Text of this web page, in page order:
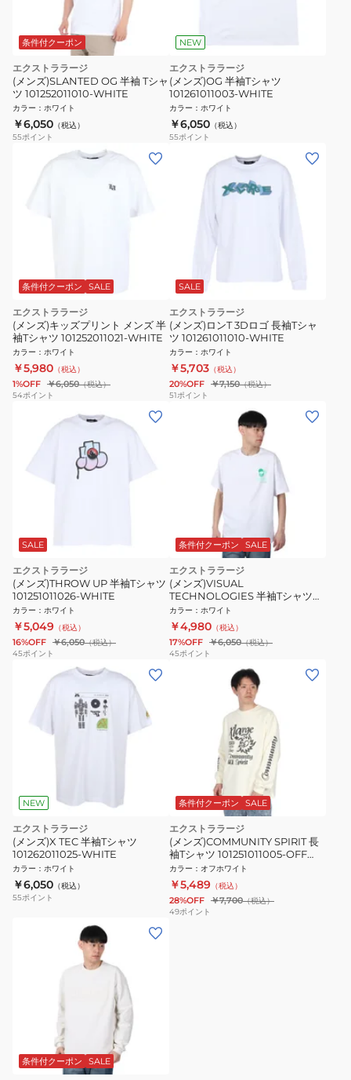
条件付クーポン
エクストララージ
(メンズ)SLANTED OG 半袖 Tシャ
ツ 101252011010-WHITE
カラー ： ホワイト
￥6,050 （税込）
55ポイント
NEW
エクストララージ
(メンズ)OG 半袖Tシャツ
101261011003-WHITE
カラー ： ホワイト
￥6,050 （税込）
55ポイント
条件付クーポン SALE
エクストララージ
(メンズ)キッズプリント メンズ 半
袖Tシャツ 101252011021-WHITE
カラー ： ホワイト
￥5,980 （税込）
1%OFF ￥6,050（税込）
54ポイント
SALE
エクストララージ
(メンズ)ロンT 3Dロゴ 長袖Tシャ
ツ 101261011010-WHITE
カラー ： ホワイト
￥5,703 （税込）
20%OFF ￥7,150（税込）
51ポイント
SALE
エクストララージ
(メンズ)THROW UP 半袖Tシャツ
101251011026-WHITE
カラー ： ホワイト
￥5,049 （税込）
16%OFF ￥6,050（税込）
45ポイント
条件付クーポン SALE
エクストララージ
(メンズ)VISUAL
TECHNOLOGIES 半袖Tシャツ
101251011019-WHITE
カラー ： ホワイト
￥4,980 （税込）
17%OFF ￥6,050（税込）
45ポイント
NEW
エクストララージ
(メンズ)X TEC 半袖Tシャツ
101262011025-WHITE
カラー ： ホワイト
￥6,050 （税込）
55ポイント
条件付クーポン SALE
エクストララージ
(メンズ)COMMUNITY SPIRIT 長
袖Tシャツ 101251011005-OFF
WHITE
カラー ： オフホワイト
￥5,489 （税込）
28%OFF ￥7,700（税込）
49ポイント
条件付クーポン SALE